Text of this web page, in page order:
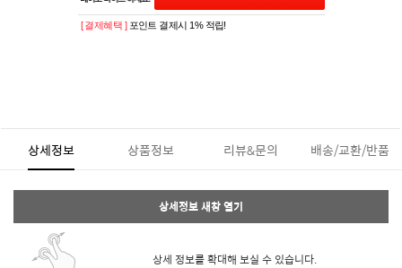
[ 결제혜택 ] 포인트 결제시 1% 적립!
상세정보 상품정보 리뷰&문의 배송/교환/반품
상세정보 새창 열기
상세 정보를 확대해 보실 수 있습니다.